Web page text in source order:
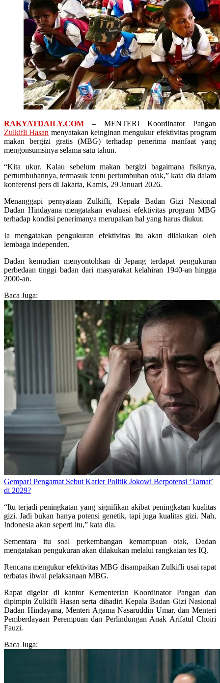
RAKYATDAILY.COM – MENTERI Koordinator Pangan
Zulkifli Hasan menyatakan keinginan mengukur efektivitas program
makan bergizi gratis (MBG) terhadap penerima manfaat yang
mengonsumsinya selama satu tahun.
“Kita ukur. Kalau sebelum makan bergizi bagaimana fisiknya,
pertumbuhannya, termasuk tentu pertumbuhan otak,” kata dia dalam
konferensi pers di Jakarta, Kamis, 29 Januari 2026.
Menanggapi pernyataan Zulkifli, Kepala Badan Gizi Nasional
Dadan Hindayana mengatakan evaluasi efektivitas program MBG
terhadap kondisi penerimanya merupakan hal yang harus diukur.
Ia mengatakan pengukuran efektivitas itu akan dilakukan oleh
lembaga independen.
Dadan kemudian menyontohkan di Jepang terdapat pengukuran
perbedaan tinggi badan dari masyarakat kelahiran 1940-an hingga
2000-an.
Baca Juga:
Gempar! Pengamat Sebut Karier Politik Jokowi Berpotensi ‘Tamat’
di 2029?
“Itu terjadi peningkatan yang signifikan akibat peningkatan kualitas
gizi. Jadi bukan hanya potensi genetik, tapi juga kualitas gizi. Nah,
Indonesia akan seperti itu,” kata dia.
Sementara itu soal perkembangan kemampuan otak, Dadan
mengatakan pengukuran akan dilakukan melalui rangkaian tes IQ.
Rencana mengukur efektivitas MBG disampaikan Zulkifli usai rapat
terbatas ihwal pelaksanaan MBG.
Rapat digelar di kantor Kementerian Koordinator Pangan dan
dipimpin Zulkifli Hasan serta dihadiri Kepala Badan Gizi Nasional
Dadan Hindayana, Menteri Agama Nasaruddin Umar, dan Menteri
Pemberdayaan Perempuan dan Perlindungan Anak Arifatul Choiri
Fauzi.
Baca Juga: